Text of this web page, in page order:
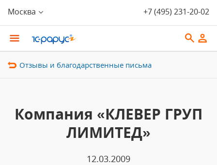
Москва +7 (495) 231-20-02
Отзывы и благодарственные письма
Компания «КЛЕВЕР ГРУП
ЛИМИТЕД»
12.03.2009